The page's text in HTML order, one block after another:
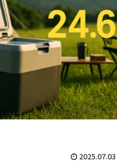
2025.07.03